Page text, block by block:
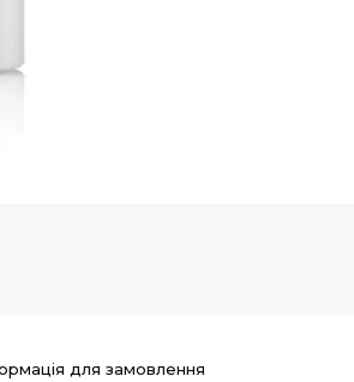
для замовлення